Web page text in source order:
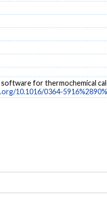
software for thermochemical
10.1016/0364-